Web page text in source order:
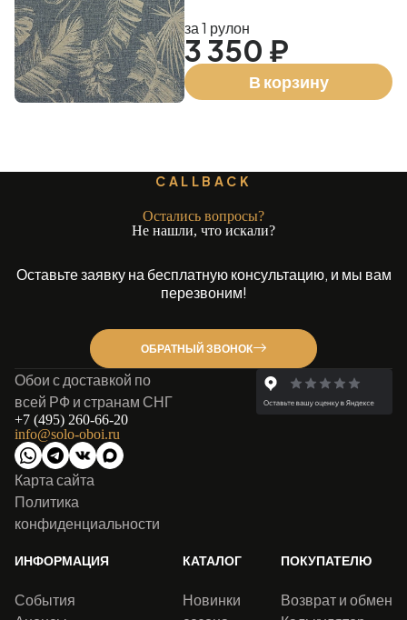
за 1 рулон
3 350 ₽
В корзину
CALLBACK
Остались вопросы?
Не нашли, что искали?
Оставьте заявку на бесплатную консультацию, и мы вам
перезвоним!
ОБРАТНЫЙ ЗВОНОК
Обои с доставкой по
всей РФ и странам СНГ
+7 (495) 260-66-20
info@solo-oboi.ru
Карта сайта
Политика
конфиденциальности
ИНФОРМАЦИЯ
События
КАТАЛОГ
Новинки
ПОКУПАТЕЛЮ
Возврат и обмен